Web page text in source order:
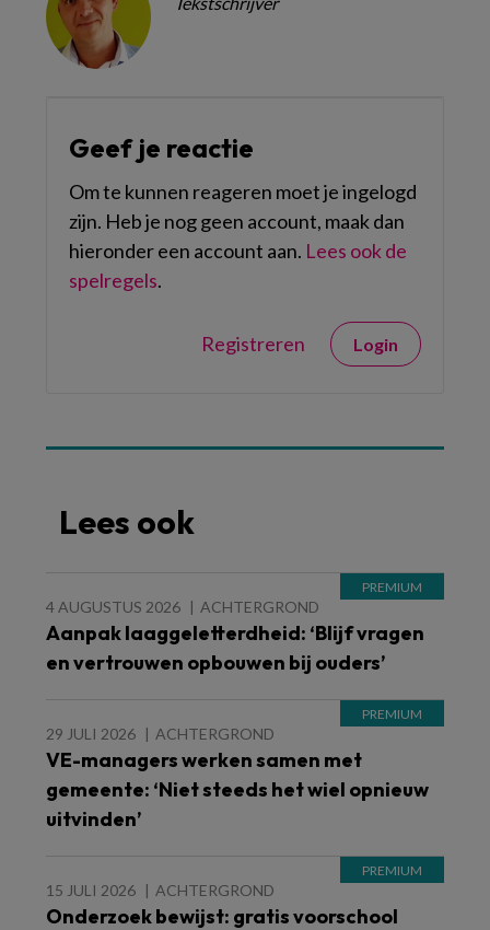
Geef je reactie
Om te kunnen reageren moet je ingelogd
zijn. Heb je nog geen account, maak dan
hieronder een account aan. Lees ook de
spelregels.
Registreren Login
Lees ook
4 AUGUSTUS 2026 ACHTERGROND
Aanpak laaggeletterdheid: ‘Blijf vragen
en vertrouwen opbouwen bij ouders’
29 JULI 2026 ACHTERGROND
VE-managers werken samen met
gemeente: ‘Niet steeds het wiel opnieuw
uitvinden’
15 JULI 2026 ACHTERGROND
Onderzoek bewijst: gratis voorschool